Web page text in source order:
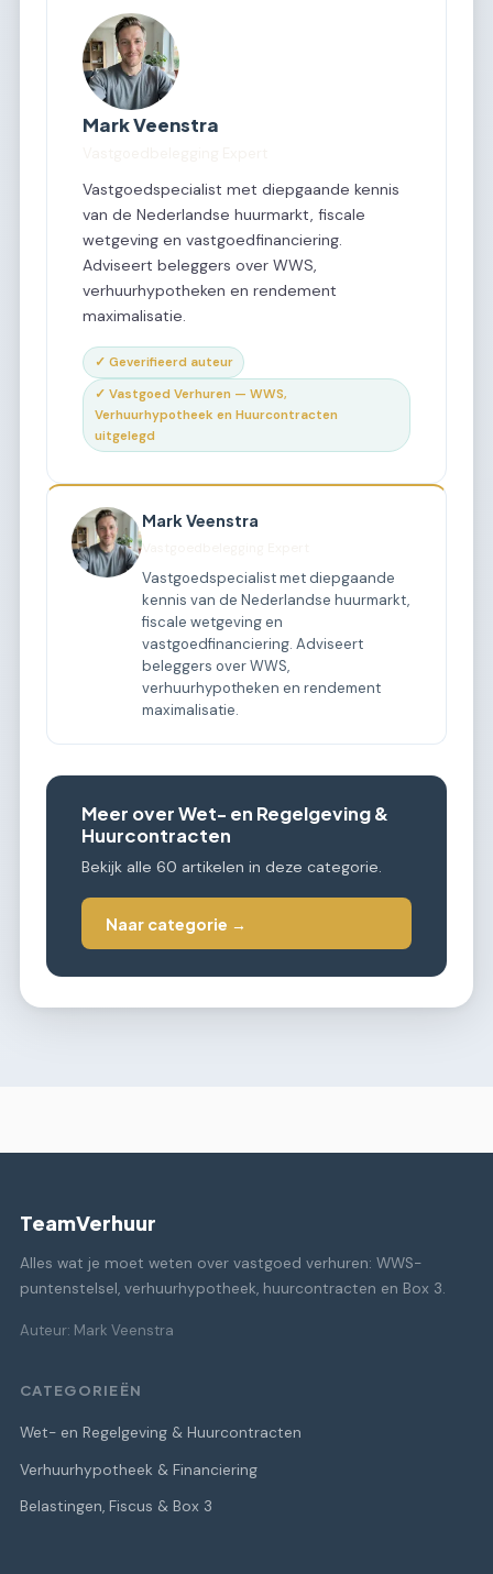
Mark Veenstra
Vastgoedspecialist met diepgaande kennis
van de Nederlandse huurmarkt, fiscale
wetgeving en vastgoedfinanciering.
Adviseert beleggers over WWS,
verhuurhypotheken en rendement
maximalisatie.
✓ Geverifieerd auteur
✓ Vastgoed Verhuren — WWS,
Verhuurhypotheek en Huurcontracten
uitgelegd
Mark Veenstra
Vastgoedspecialist met diepgaande
kennis van de Nederlandse huurmarkt,
fiscale wetgeving en
vastgoedfinanciering. Adviseert
beleggers over WWS,
verhuurhypotheken en rendement
maximalisatie.
Meer over Wet- en Regelgeving &
Huurcontracten
Bekijk alle 60 artikelen in deze categorie.
Naar categorie →
TeamVerhuur
Alles wat je moet weten over vastgoed verhuren: WWS-
puntenstelsel, verhuurhypotheek, huurcontracten en Box 3.
Auteur: Mark Veenstra
CATEGORIEËN
Wet- en Regelgeving & Huurcontracten
Verhuurhypotheek & Financiering
Belastingen, Fiscus & Box 3